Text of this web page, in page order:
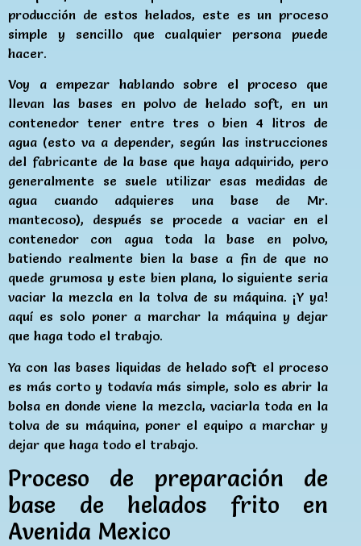
producción de estos helados, este es un proceso
simple y sencillo que cualquier persona puede
hacer.
Voy a empezar hablando sobre el proceso que
llevan las bases en polvo de helado soft, en un
contenedor tener entre tres o bien 4 litros de
agua (esto va a depender, según las instrucciones
del fabricante de la base que haya adquirido, pero
generalmente se suele utilizar esas medidas de
agua cuando adquieres una base de Mr.
mantecoso), después se procede a vaciar en el
contenedor con agua toda la base en polvo,
batiendo realmente bien la base a fin de que no
quede grumosa y este bien plana, lo siguiente seria
vaciar la mezcla en la tolva de su máquina. ¡Y ya!
aquí es solo poner a marchar la máquina y dejar
que haga todo el trabajo.
Ya con las bases liquidas de helado soft el proceso
es más corto y todavía más simple, solo es abrir la
bolsa en donde viene la mezcla, vaciarla toda en la
tolva de su máquina, poner el equipo a marchar y
dejar que haga todo el trabajo.
Proceso de preparación de
base de helados frito en
Avenida Mexico